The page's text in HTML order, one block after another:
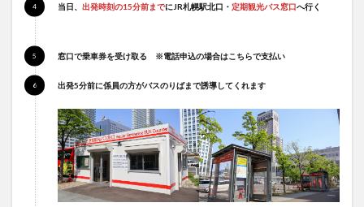
当日、 出発時刻の15分前までにJR札幌駅北口・ 定期観光バス窓口へ行く
窓口で乗車券を受け取る ※電話申込の場合はこちらで支払い
出発5分前に係員の方がバスのりばまで誘導してくれます